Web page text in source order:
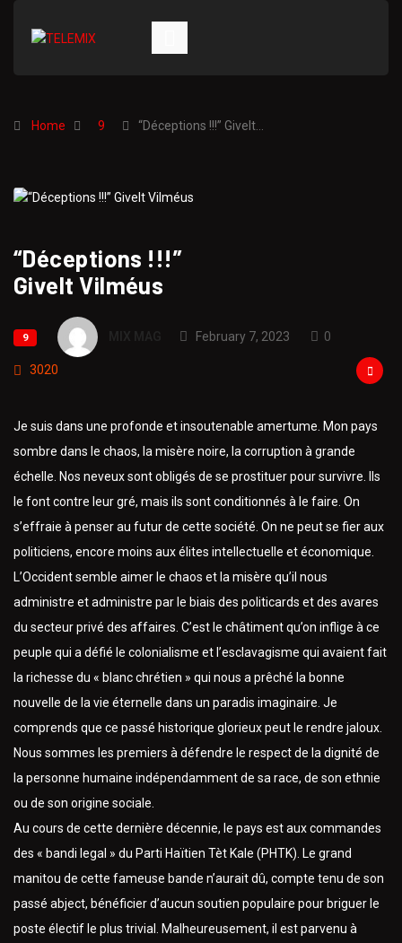
Home 9 “Déceptions !!!” Givelt…
“Déceptions !!!”
Givelt Vilméus
9 February 7, 2023 0
3020
Je suis dans une profonde et insoutenable amertume. Mon pays
sombre dans le chaos, la misère noire, la corruption à grande
échelle. Nos neveux sont obligés de se prostituer pour survivre. Ils
le font contre leur gré, mais ils sont conditionnés à le faire. On
s’effraie à penser au futur de cette société. On ne peut se fier aux
politiciens, encore moins aux élites intellectuelle et économique.
L’Occident semble aimer le chaos et la misère qu’il nous
administre et administre par le biais des politicards et des avares
du secteur privé des affaires. C’est le châtiment qu’on inflige à ce
peuple qui a défié le colonialisme et l’esclavagisme qui avaient fait
la richesse du « blanc chrétien » qui nous a prêché la bonne
nouvelle de la vie éternelle dans un paradis imaginaire. Je
comprends que ce passé historique glorieux peut le rendre jaloux.
Nous sommes les premiers à défendre le respect de la dignité de
la personne humaine indépendamment de sa race, de son ethnie
ou de son origine sociale.
Au cours de cette dernière décennie, le pays est aux commandes
des « bandi legal » du Parti Haïtien Tèt Kale (PHTK). Le grand
manitou de cette fameuse bande n’aurait dû, compte tenu de son
passé abject, bénéficier d’aucun soutien populaire pour briguer le
poste électif le plus trivial. Malheureusement, il est parvenu à